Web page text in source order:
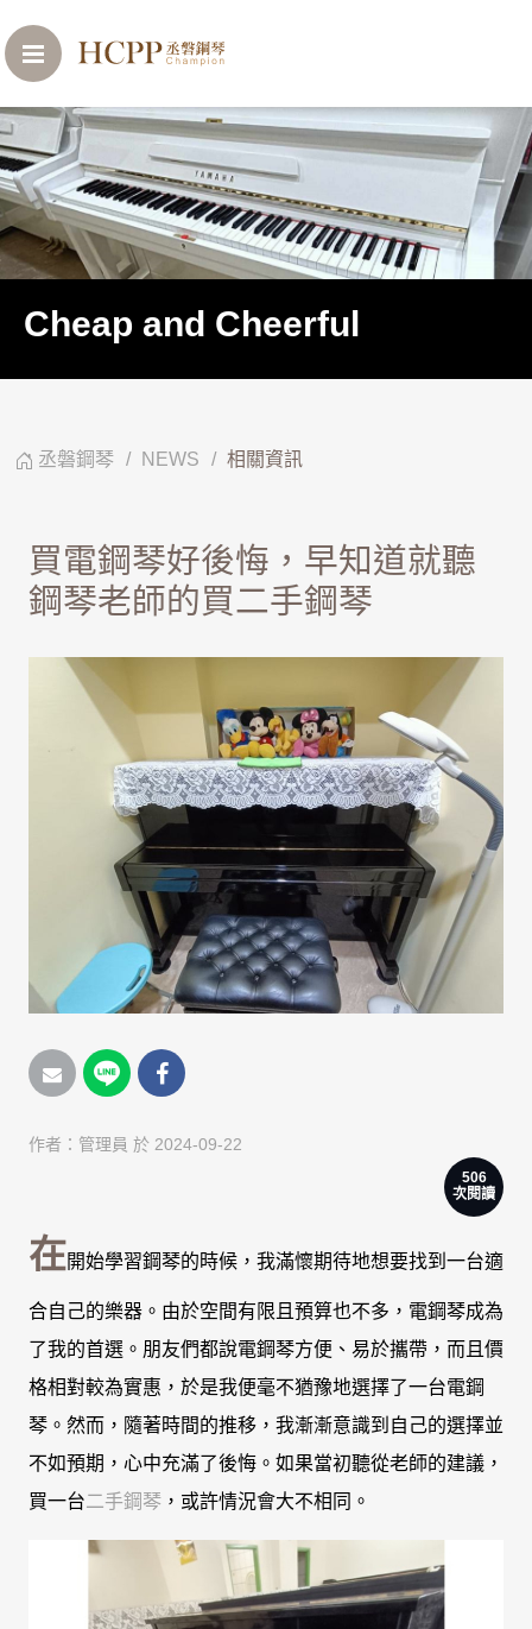
Cheap and Cheerful
丞磐鋼琴 NEWS 相關資訊
買電鋼琴好後悔，早知道就聽
鋼琴老師的買二手鋼琴
作者： 管理員 於 2024-09-22
506
次閱讀
在開始學習鋼琴的時候，我滿懷期待地想要找到一台適
合自己的樂器。由於空間有限且預算也不多，電鋼琴成為
了我的首選。朋友們都說電鋼琴方便、易於攜帶，而且價
格相對較為實惠，於是我便毫不猶豫地選擇了一台電鋼
琴。然而，隨著時間的推移，我漸漸意識到自己的選擇並
不如預期，心中充滿了後悔。如果當初聽從老師的建議，
買一台二手鋼琴 ，或許情況會大不相同。